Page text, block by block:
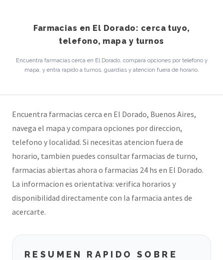
Farmacias en El Dorado: cerca tuyo,
telefono, mapa y turnos
Encuentra farmacias cerca en El Dorado, compara opciones por telefono y
mapa, y entra rapido a turnos, guardias y atencion fuera de horario.
Encuentra farmacias cerca en El Dorado, Buenos Aires,
navega el mapa y compara opciones por direccion,
telefono y localidad. Si necesitas atencion fuera de
horario, tambien puedes consultar farmacias de turno,
farmacias abiertas ahora o farmacias 24 hs en El Dorado.
La informacion es orientativa: verifica horarios y
disponibilidad directamente con la farmacia antes de
acercarte.
RESUMEN RAPIDO SOBRE